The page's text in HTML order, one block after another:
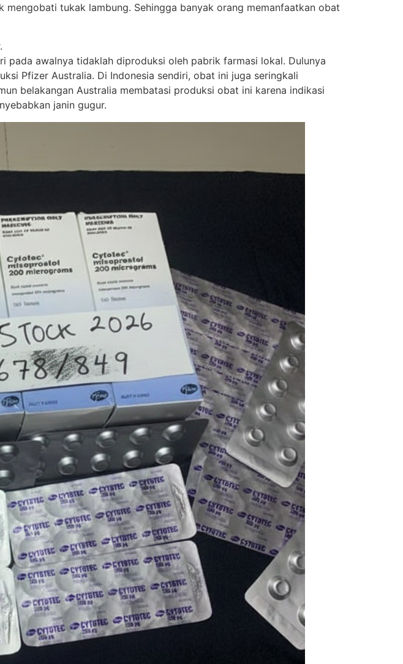
tukak lambung. Sehingga banyak orang memanfaatkan obat
awalnya tidaklah diproduksi oleh pabrik farmasi lokal. Dulunya
Pfizer Australia. Di Indonesia sendiri, obat ini juga seringkali
belakangan Australia membatasi produksi obat ini karena indikasi
janin gugur.